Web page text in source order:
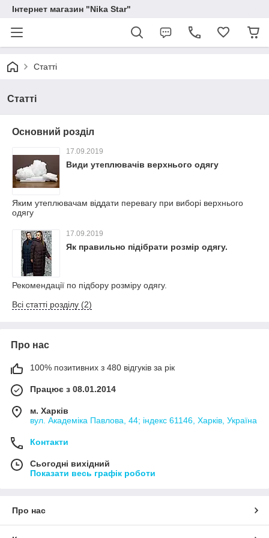
Інтернет магазин "Nika Star"
Статті
Статті
Основний розділ
17.09.2019
Види утеплювачів верхнього одягу
Яким утеплювачам віддати перевагу при виборі верхнього
одягу
17.09.2019
Як правильно підібрати розмір одягу.
Рекомендації по підбору розміру одягу.
Всі статті розділу (2)
Про нас
100% позитивних з 480 відгуків за рік
Працює з 08.01.2014
м. Харків
вул. Академіка Павлова, 44; індекс 61146, Харків, Україна
Контакти
Сьогодні вихідний
Показати весь графік роботи
Про нас